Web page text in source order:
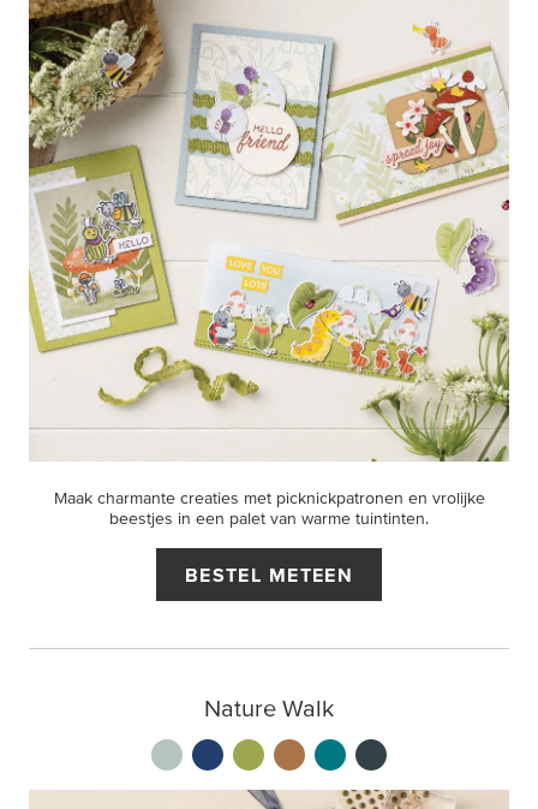
Maak charmante creaties met picknickpatronen en vrolijke
beestjes in een palet van warme tuintinten.
BESTEL METEEN
Nature Walk